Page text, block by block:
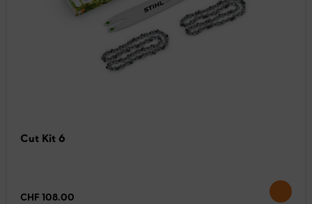
Cut Kit 6
CHF 108.00